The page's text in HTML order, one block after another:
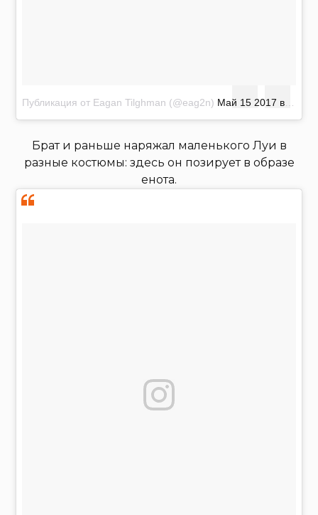
Публикация от Eagan Tilghman (@eag2n) Май 15 2017 в 11:26 PDT
Брат и раньше наряжал маленького Луи в
разные костюмы: здесь он позирует в образе
енота.